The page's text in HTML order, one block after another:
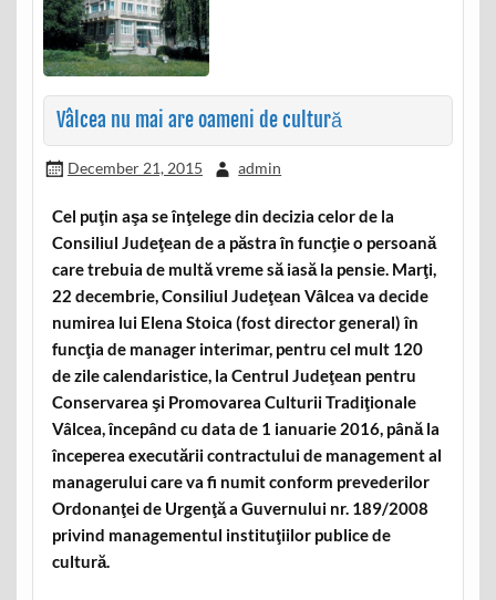
Vâlcea nu mai are oameni de cultură
December 21, 2015 admin
Cel puţin aşa se înţelege din decizia celor de la
Consiliul Judeţean de a păstra în funcţie o persoană
care trebuia de multă vreme să iasă la pensie. Marţi,
22 decembrie, Consiliul Judeţean Vâlcea va decide
numirea lui Elena Stoica (fost director general) în
funcţia de manager interimar, pentru cel mult 120
de zile calendaristice, la Centrul Judeţean pentru
Conservarea şi Promovarea Culturii Tradiţionale
Vâlcea, începând cu data de 1 ianuarie 2016, până la
începerea executării contractului de management al
managerului care va fi numit conform prevederilor
Ordonanţei de Urgenţă a Guvernului nr. 189/2008
privind managementul instituţiilor publice de
cultură.